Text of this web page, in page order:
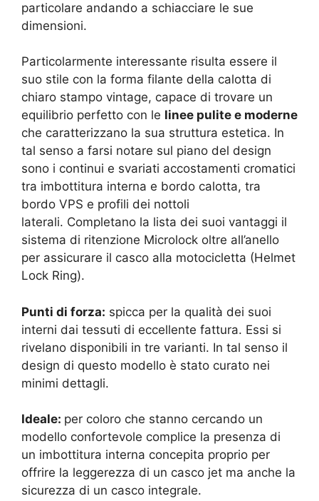
particolare andando a schiacciare le sue
dimensioni.
Particolarmente interessante risulta essere il
suo stile con la forma filante della calotta di
chiaro stampo vintage, capace di trovare un
equilibrio perfetto con le linee pulite e moderne
che caratterizzano la sua struttura estetica. In
tal senso a farsi notare sul piano del design
sono i continui e svariati accostamenti cromatici
tra imbottitura interna e bordo calotta, tra
bordo VPS e profili dei nottoli
laterali. Completano la lista dei suoi vantaggi il
sistema di ritenzione Microlock oltre all’anello
per assicurare il casco alla motocicletta (Helmet
Lock Ring).
Punti di forza: spicca per la qualità dei suoi
interni dai tessuti di eccellente fattura. Essi si
rivelano disponibili in tre varianti. In tal senso il
design di questo modello è stato curato nei
minimi dettagli.
Ideale: per coloro che stanno cercando un
modello confortevole complice la presenza di
un imbottitura interna concepita proprio per
offrire la leggerezza di un casco jet ma anche la
sicurezza di un casco integrale.